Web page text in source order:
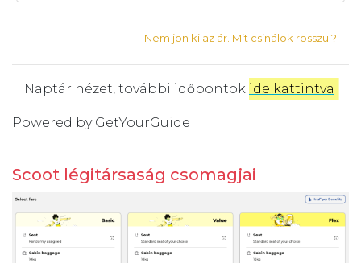
Nem jön ki az ár. Mit csinálok rosszul?
Naptár nézet, további időpontok ide kattintva
Powered by GetYourGuide
Scoot légitársaság csomagjai